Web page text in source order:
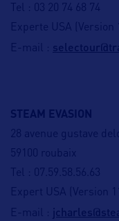
Tel : 03 20 74 68 74
Experte USA
E-mail :
STEAM EVASION
28 avenue gustave
59100 roubaix
Tel : 07.59.58.56.63
Expert USA (Version
E-mail :